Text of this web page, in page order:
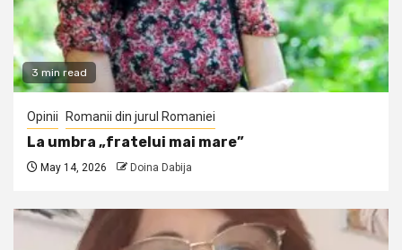
3 min read
Opinii Romanii din jurul Romaniei
La umbra „fratelui mai mare”
May 14, 2026 Doina Dabija